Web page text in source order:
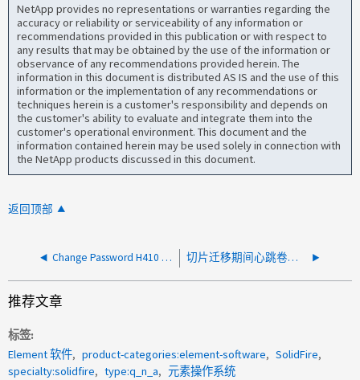
NetApp provides no representations or warranties regarding the
accuracy or reliability or serviceability of any information or
recommendations provided in this publication or with respect to
any results that may be obtained by the use of the information or
observance of any recommendations provided herein. The
information in this document is distributed AS IS and the use of this
information or the implementation of any recommendations or
techniques herein is a customer's responsibility and depends on
the customer's ability to evaluate and integrate them into the
customer's operational environment. This document and the
information contained herein may be used solely in connection with
the NetApp products discussed in this document.
返回顶部
Change Password H410 BMC)(更改密码H410 BC/IPMI) 切片迁移期间心跳卷上的 Citrix 池主机超时
推荐文章
标签
Element 软件
product-categories:element-software
SolidFire
specialty:solidfire
type:q_n_a 元素操作系统